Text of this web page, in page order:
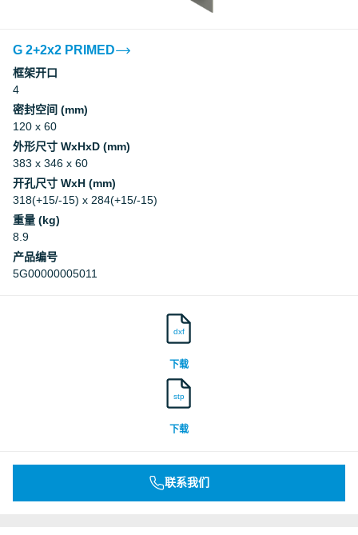
G 2+2x2 PRIMED
框架开口
4
密封空间 (mm)
120 x 60
外形尺寸 WxHxD (mm)
383 x 346 x 60
开孔尺寸 WxH (mm)
318(+15/-15) x 284(+15/-15)
重量 (kg)
8.9
产品编号
5G00000005011
dxf
下载
stp
下载
联系我们